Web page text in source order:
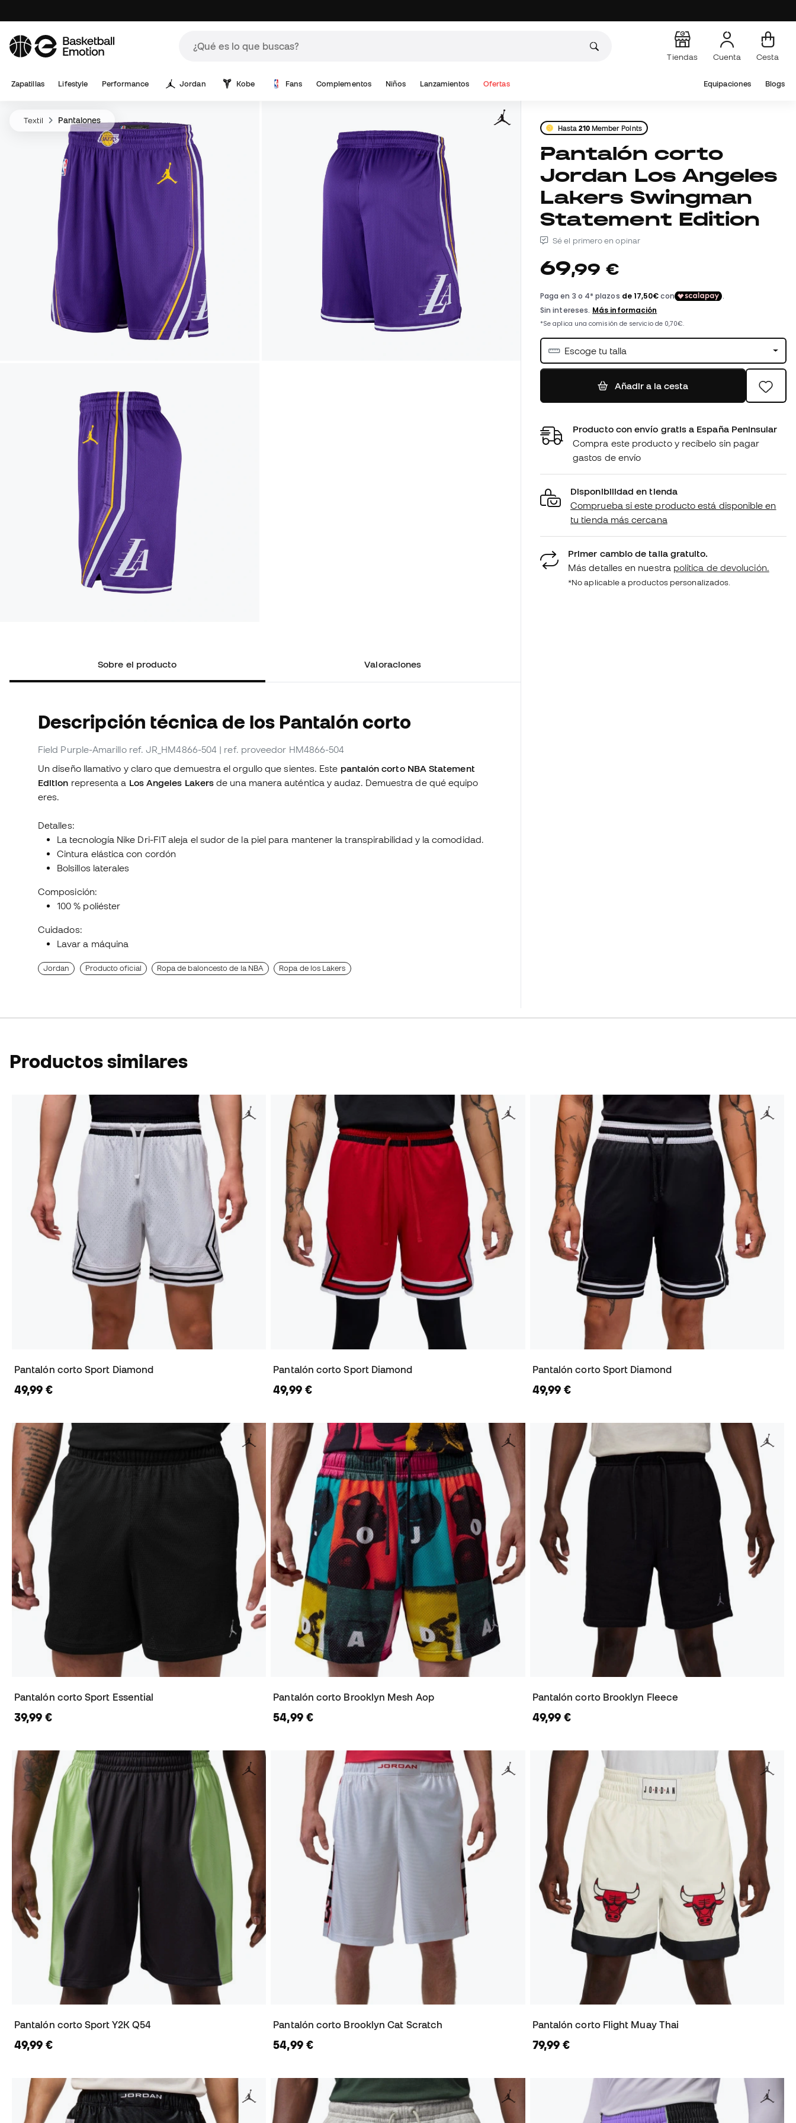
Tiendas Cuenta Cesta
Zapatillas Lifestyle Performance Jordan Kobe Fans Complementos Niños Lanzamientos Ofertas Equipaciones Blogs
Textil Pantalones
Sobre el producto Valoraciones
Descripción técnica de los Pantalón corto
Field Purple-Amarillo ref. JR_HM4866-504 | ref. proveedor HM4866-504
Un diseño llamativo y claro que demuestra el orgullo que sientes. Este pantalón corto NBA Statement
Edition representa a Los Angeles Lakers de una manera auténtica y audaz. Demuestra de qué equipo
eres.
Detalles:
La tecnología Nike Dri-FIT aleja el sudor de la piel para mantener la transpirabilidad y la comodidad.
Cintura elástica con cordón
Bolsillos laterales
Composición:
100 % poliéster
Cuidados:
Lavar a máquina
Jordan Producto oficial Ropa de baloncesto de la NBA Ropa de los Lakers
Hasta210Member Points
Pantalón corto
Jordan Los Angeles
Lakers Swingman
Statement Edition
Sé el primero en opinar
69,99 €
Escoge tu talla
Añadir a la cesta
Producto con envío gratis a España Peninsular
Compra este producto y recíbelo sin pagar
gastos de envío
Disponibilidad en tienda
Comprueba si este producto está disponible en
tu tienda más cercana
Primer cambio de talla gratuito.
Más detalles en nuestra política de devolución.
*No aplicable a productos personalizados.
Productos similares
Pantalón corto Sport Diamond
49,99 €
Pantalón corto Sport Diamond
49,99 €
Pantalón corto Sport Diamond
49,99 €
Pantalón corto Sport Essential
39,99 €
Pantalón corto Brooklyn Mesh Aop
54,99 €
Pantalón corto Brooklyn Fleece
49,99 €
Pantalón corto Sport Y2K Q54
49,99 €
Pantalón corto Brooklyn Cat Scratch
54,99 €
Pantalón corto Flight Muay Thai
79,99 €